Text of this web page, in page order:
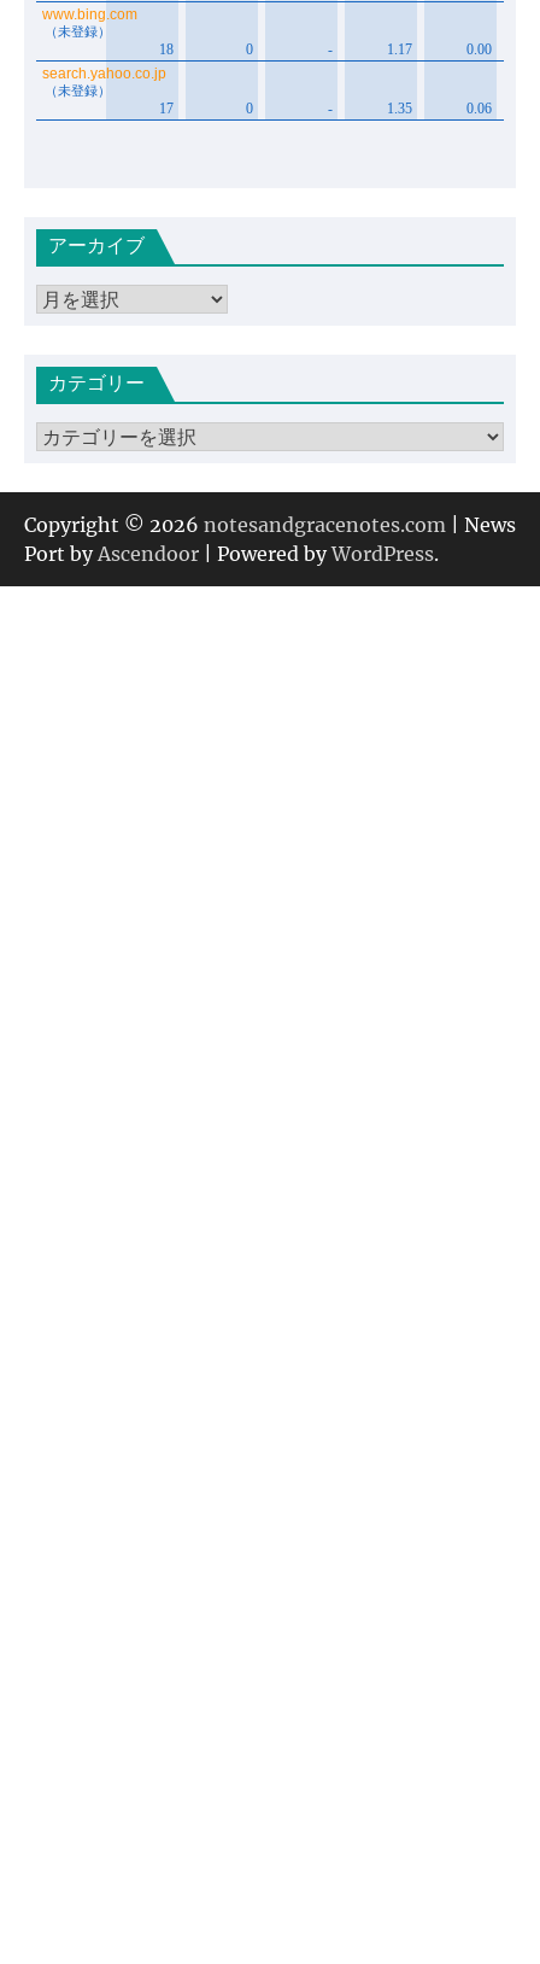
アーカイブ
ア
イカテゴリー
カ
ゴ
リ
ー
Copyright © 2026 notesandgracenotes.com | News
Port byAscendoor | Powered byWordPress.